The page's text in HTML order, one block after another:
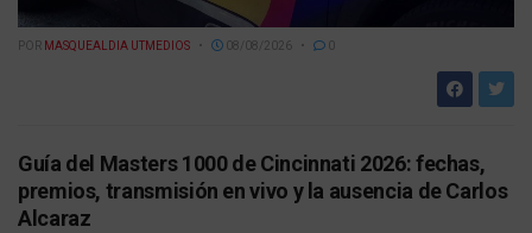
POR MASQUEALDIA UTMEDIOS 08/08/2026 0
Guía del Masters 1000 de Cincinnati 2026: fechas,
premios, transmisión en vivo y la ausencia de Carlos
Alcaraz